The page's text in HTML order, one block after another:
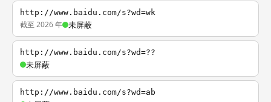
http://www.baidu.com/s?wd=wk
截至 2026 年 未屏蔽
http://www.baidu.com/s?wd=??
未屏蔽
http://www.baidu.com/s?wd=ab